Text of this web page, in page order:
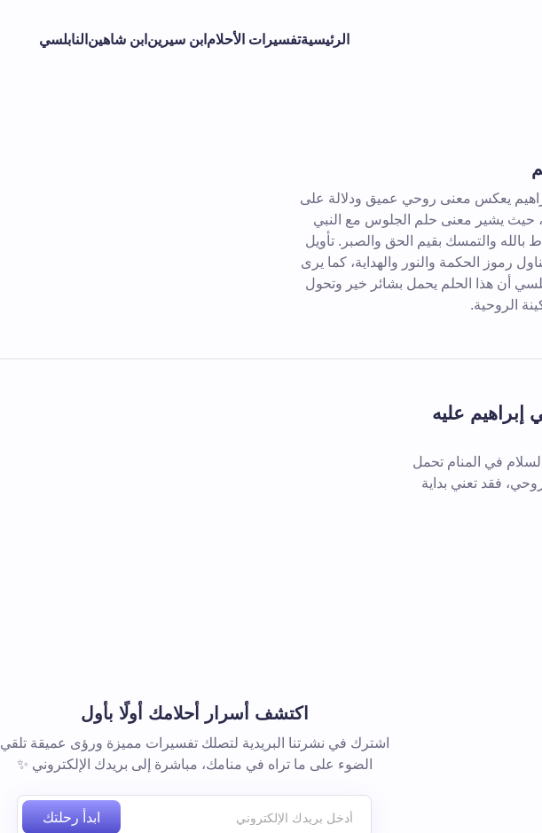
الرئيسيةتفسيرات الأحلام ابن سيرين ابن شاهين النابلسي
يعكس معنى روحي عميق ودلالة على
حيث يشير معنى حلم الجلوس مع النبي
بالله والتمسك بقيم الحق والصبر. تأويل
رموز الحكمة والنور والهداية، كما يرى
أن هذا الحلم يحمل بشائر خير وتحول
الروحية.
عليه
في المنام تحمل
فقد تعني بداية
اكتشف أسرار أحلامك أولًا بأول
اشترك في نشرتنا البريدية لتصلك تفسيرات مميزة ورؤى عميقة تلقي
الضوء على ما تراه في منامك، مباشرة إلى بريدك الإلكتروني ✨
ابدأ رحلتك